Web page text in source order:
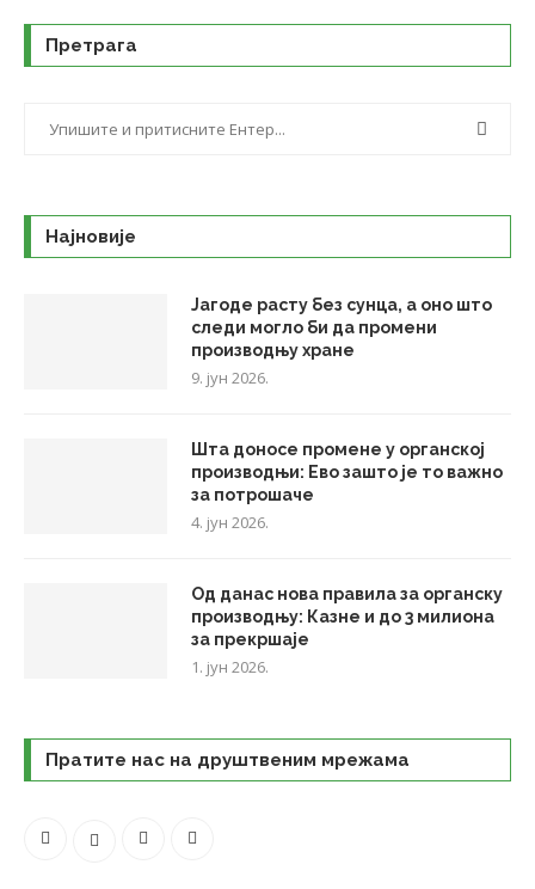
Претрага
Најновије
Јагоде расту без сунца, а оно што
следи могло би да промени
производњу хране
9. јун 2026.
Шта доносе промене у органској
производњи: Ево зашто је то важно
за потрошаче
4. јун 2026.
Од данас нова правила за органску
производњу: Казне и до 3 милиона
за прекршаје
1. јун 2026.
Пратите нас на друштвеним мрежама